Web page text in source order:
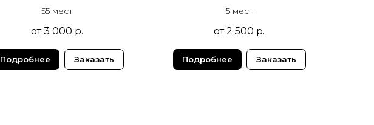
55 мест
от 3 000 р.
Подробнее Заказать
5 мест
от 2 500 р.
Подробнее Заказать